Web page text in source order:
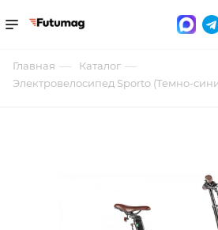
Главная — Каталог —
Электровелосипед Sporto (Темно-